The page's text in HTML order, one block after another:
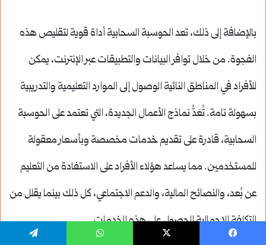
بالإضافة إلى ذلك، تعد الحوسبة السحابية أداة قوية لتقليص هذه
الفجوة. من خلال توافر البيانات والتطبيقات عبر الإنترنت، يمكن
للأفراد في المناطق النائية الوصول إلى الموارد التعليمية والتدريبية
بسهولة تامة. تُعَدُّ نماذج الأعمال الجديدة، التي تعتمد على الحوسبة
السحابية، قادرة على تقديم خدمات مخصصة وبأسعار معقولة
للمستخدمين. مما يساعد هؤلاء الأفراد على الاستفادة من التعليم
عن بُعد، والنصائح المالية، والدعم الاجتماعي، كل ذلك بينما يقلل من
التكلفة الإجمالية للحصول على هذه الخدمات.